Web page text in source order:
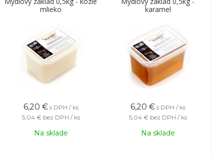
mlieko
6,20 € s DPH / ks
5,04 € bez DPH / ks
Na sklade
karamel
6,20 € s DPH / ks
5,04 € bez DPH / ks
Na sklade